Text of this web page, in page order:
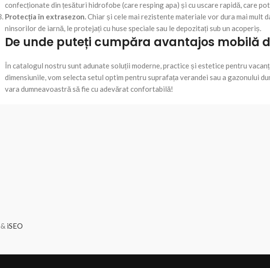
confecționate din țesături hidrofobe (care resping apa) și cu uscare rapidă, care
Protecția în extrasezon.Chiar și cele mai rezistente materiale vor dura mai mult
ninsorilor de iarnă, le protejați cu huse speciale sau le depozitați sub un acoperiș.
De unde puteți cumpăra avantajos mobilă
În catalogul nostru sunt adunate soluții moderne, practice și estetice pentru
dimensiunile, vom selecta setul optim pentru suprafața verandei sau a gazonului
vara dumneavoastră să fie cu adevărat confortabilă!
& iSEO